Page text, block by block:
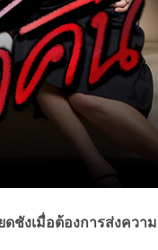
ดชังเมื่อต้องการส่งควา